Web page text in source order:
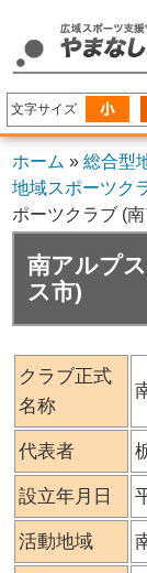
文字サイズ
ホーム »総合型
地域スポーツク
ポーツクラブ (
南アルプ
ス市)
クラブ正式
名称
代表者
設立年月日
活動地域